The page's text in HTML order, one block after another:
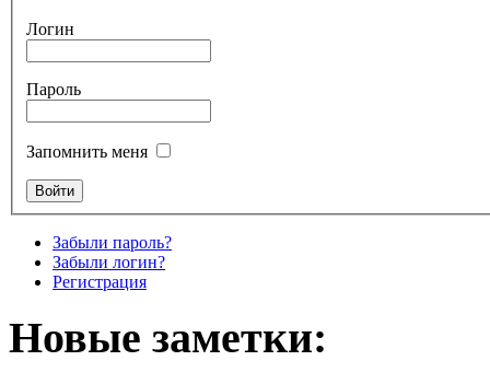
Логин
Пароль
Запомнить меня
Забыли пароль?
Забыли логин?
Регистрация
Новые заметки: